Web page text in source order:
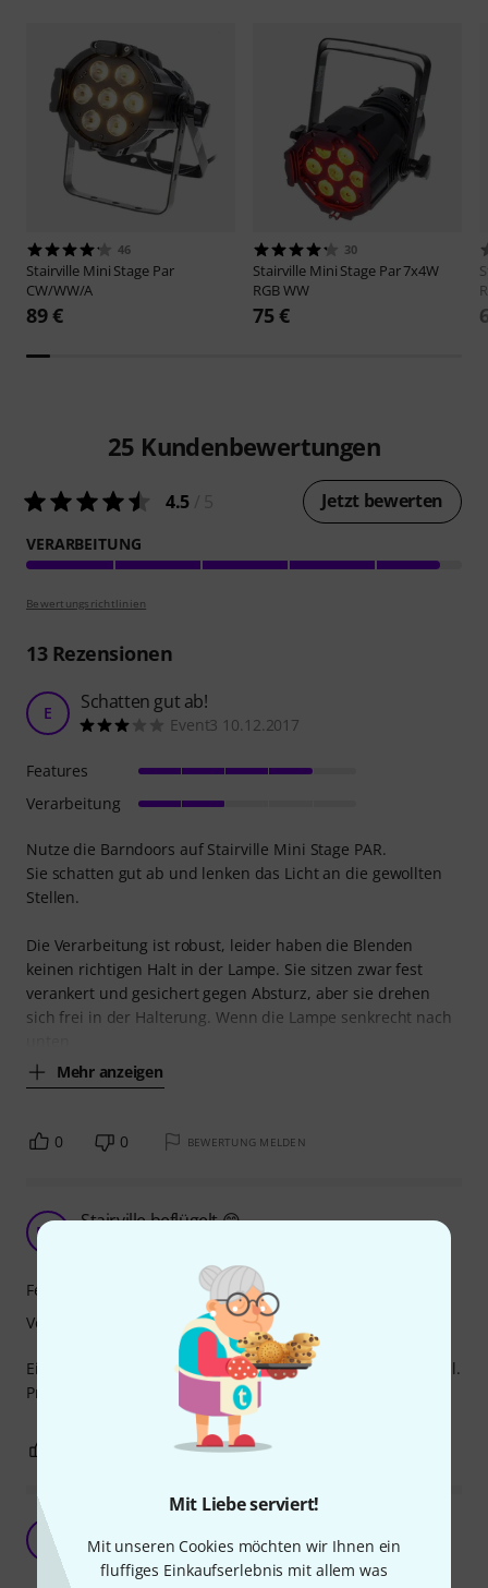
Mit Liebe serviert!
Mit unseren Cookies möchten wir Ihnen ein
fluffiges Einkaufserlebnis mit allem was
46
Stairville Mini Stage Par
CW/WW/A
89 €
30
Stairville Mini Stage Par 7x4W
RGB WW
75 €
25 Kundenbewertungen
4.5 Jetzt bewerten
VERARBEITUNG
Bewertungsrichtlinien
13Rezensionen
E Schatten gut ab!
Event3 10.12.2017
Nutze die Barndoors auf Stairville Mini Stage PAR.
Sie schatten gut ab und lenken das Licht an die gewollten
Stellen.
Die Verarbeitung ist robust, leider haben die Blenden
keinen richtigen Halt in der Lampe. Sie sitzen zwar fest
verankert und gesichert gegen Absturz, aber sie drehen
sich frei in der Halterung. Wenn die Lampe senkrecht nach
Mehr anzeigen
Features
Verarbeitung
0 0 BEWERTUNG MELDEN
MG Stairville beflügelt 😁
Ein “must have”, wenn das Licht perfekt gelenkt werden soll.
Preis und Qualität stimmen in jeder Beziehung!
Features
Verarbeitung
BEWERTUNG MELDEN
M
magictim 30.12.2018